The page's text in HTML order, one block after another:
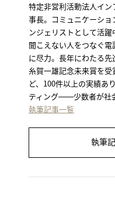
特定非営利活動法人イ
事長。コミュニケーシ
ンジェリストとして活
聞こえない人をつなぐ
に尽力。長年にわたる
糸賀一雄記念未来賞を
ど、100件以上の実績あ
ティング――少数者が社
執筆記事一覧
執筆